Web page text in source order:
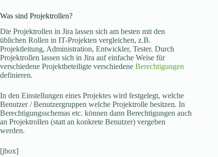
Was sind Projektrollen?
Die Projektrollen in Jira lassen sich am besten mit den
üblichen Rollen in IT-Projekten vergleichen, z.B.
Projektleitung, Administration, Entwickler, Tester. Durch
Projektrollen lassen sich in Jira auf einfache Weise für
verschiedene Projektbeteiligte verschiedene Berechtigungen
definieren.
In den Einstellungen eines Projektes wird festgelegt, welche
Benutzer / Benutzergruppen welche Projektrolle besitzen. In
Berechtigungsschemas etc. können dann Berechtigungen auch
an Projektrollen (statt an konkrete Benutzer) vergeben
werden.
[jbox]